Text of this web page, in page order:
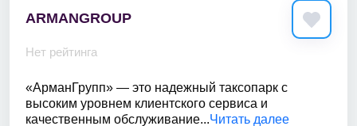
ARMANGROUP
Нет рейтинга
«АрманГрупп» — это надежный таксопарк с
высоким уровнем клиентского сервиса и
качественным обслуживание...Читать далее